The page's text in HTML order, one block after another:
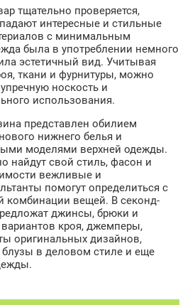
тщательно проверяется,
интересные и стильные
с минимальным
была в употреблении немного
эстетичный вид. Учитывая
ткани и фурнитуры, можно
носкость и
использования.
представлен обилием
нижнего белья и
моделями верхней одежды.
найдут свой стиль, фасон и
вежливые и
помогут определиться с
комбинации вещей. В секонд-
джинсы, брюки и
кроя, джемперы,
оригинальных дизайнов,
в деловом стиле и еще